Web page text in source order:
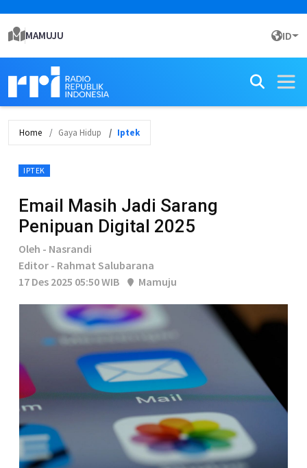
MAMUJU ID
Home Gaya Hidup Iptek
IPTEK
Email Masih Jadi Sarang
Penipuan Digital 2025
Oleh - Nasrandi
Editor - Rahmat Salubarana
17 Des 2025 05:50 WIB
Mamuju